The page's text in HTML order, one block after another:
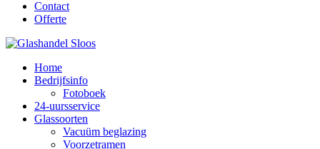
Contact
Offerte
Home
Bedrijfsinfo
Fotoboek
24-uursservice
Glassoorten
Vacuüm beglazing
Voorzetramen